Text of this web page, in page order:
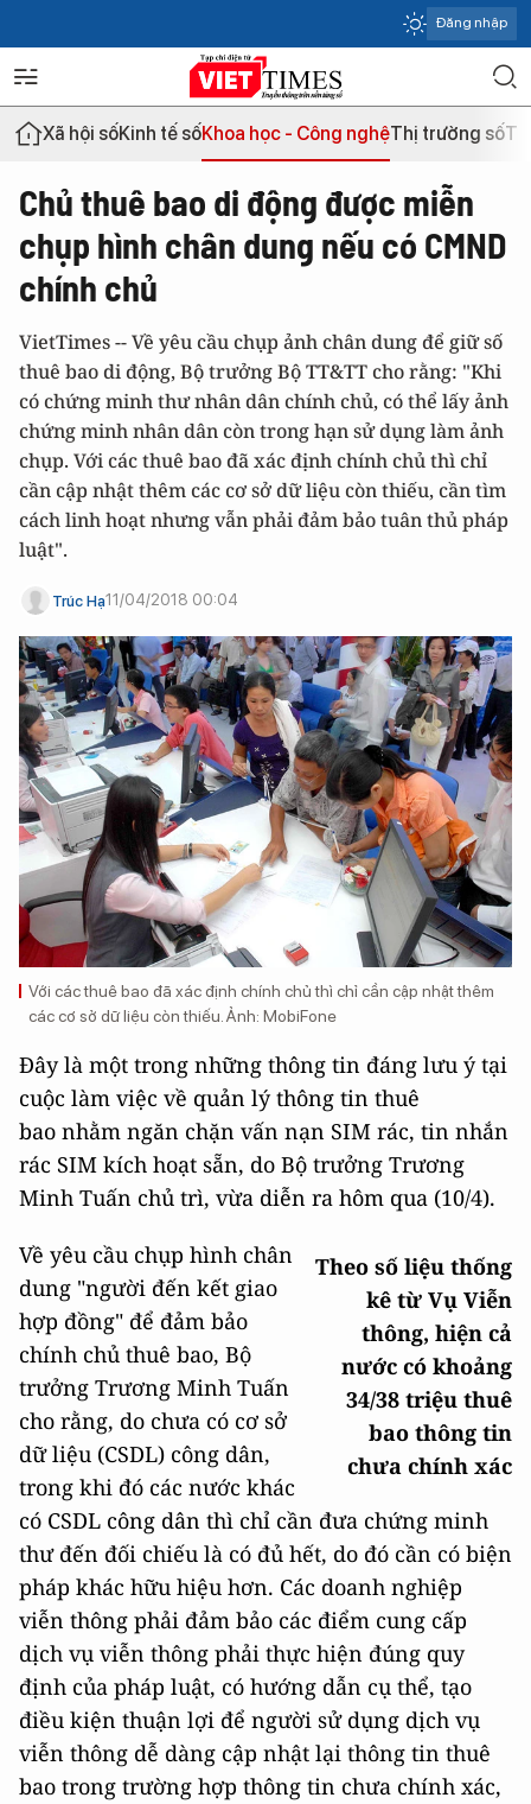
Đăng nhập
Xã hội sốKinh tế sốKhoa học - Công nghệThị trường số
Chủ thuê bao di động được miễn
chụp hình chân dung nếu có CMND
chính chủ
VietTimes -- Về yêu cầu chụp ảnh chân dung để giữ số
thuê bao di động, Bộ trưởng Bộ TT&TT cho rằng: "Khi
có chứng minh thư nhân dân chính chủ, có thể lấy ảnh
chứng minh nhân dân còn trong hạn sử dụng làm ảnh
chụp. Với các thuê bao đã xác định chính chủ thì chỉ
cần cập nhật thêm các cơ sở dữ liệu còn thiếu, cần tìm
cách linh hoạt nhưng vẫn phải đảm bảo tuân thủ pháp
luật".
Trúc Hạ11/04/2018 00:04
Với các thuê bao đã xác định chính chủ thì chỉ cần cập nhật thêm
các cơ sở dữ liệu còn thiếu. Ảnh: MobiFone
Đây là một trong những thông tin đáng lưu ý tại
cuộc làm việc về quản lý thông tin thuê
bao nhằm ngăn chặn vấn nạn SIM rác, tin nhắn
rác SIM kích hoạt sẵn, do Bộ trưởng Trương
Minh Tuấn chủ trì, vừa diễn ra hôm qua (10/4).
Theo số liệu thống
kê từ Vụ Viễn
thông, hiện cả
nước có khoảng
34/38 triệu thuê
bao thông tin
chưa chính xác
Về yêu cầu chụp hình chân
dung "người đến kết giao
hợp đồng" để đảm bảo
chính chủ thuê bao, Bộ
trưởng Trương Minh Tuấn
cho rằng, do chưa có cơ sở
dữ liệu (CSDL) công dân,
trong khi đó các nước khác
có CSDL công dân thì chỉ cần đưa chứng minh
thư đến đối chiếu là có đủ hết, do đó cần có biện
pháp khác hữu hiệu hơn. Các doanh nghiệp
viễn thông phải đảm bảo các điểm cung cấp
dịch vụ viễn thông phải thực hiện đúng quy
định của pháp luật, có hướng dẫn cụ thể, tạo
điều kiện thuận lợi để người sử dụng dịch vụ
viễn thông dễ dàng cập nhật lại thông tin thuê
bao trong trường hợp thông tin chưa chính xác,